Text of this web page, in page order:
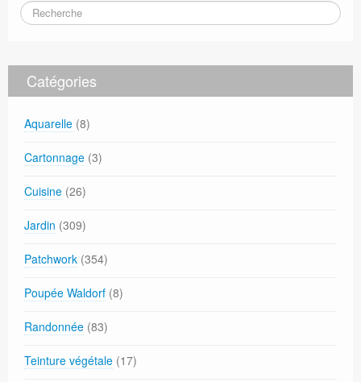
Catégories
Aquarelle (8)
Cartonnage (3)
Cuisine (26)
Jardin (309)
Patchwork (354)
Poupée Waldorf (8)
Randonnée (83)
Teinture végétale (17)